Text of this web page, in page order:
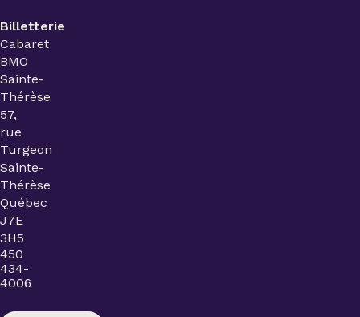
Billetterie
Cabaret
BMO
Sainte-
Thérèse
57,
rue
Turgeon
Sainte-
Thérèse
Québec
J7E
3H5
450
434-
4006